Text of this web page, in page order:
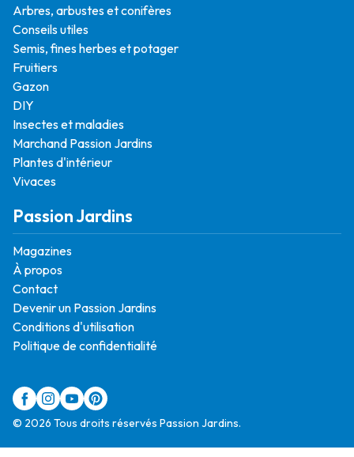
Arbres, arbustes et conifères
Conseils utiles
Semis, fines herbes et potager
Fruitiers
Gazon
DIY
Insectes et maladies
Marchand Passion Jardins
Plantes d'intérieur
Vivaces
Passion Jardins
Magazines
À propos
Contact
Devenir un Passion Jardins
Conditions d'utilisation
Politique de confidentialité
© 2026 Tous droits réservés Passion Jardins.